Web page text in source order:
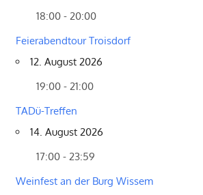
18:00 - 20:00
Feierabendtour Troisdorf
12. August 2026
19:00 - 21:00
TADü-Treffen
14. August 2026
17:00 - 23:59
Weinfest an der Burg Wissem